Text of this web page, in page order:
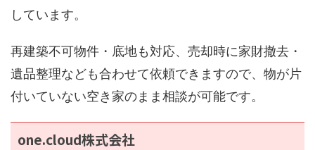
しています。
再建築不可物件・底地も対応、売却時に家財撤去・
遺品整理なども合わせて依頼できますので、物が片
付いていない空き家のまま相談が可能です。
one.cloud株式会社